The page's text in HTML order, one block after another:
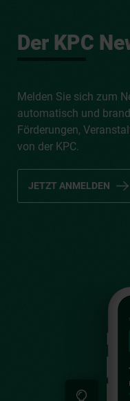
Der KPC
Melden Sie sich zum
automatisch und
Förderungen,
von der KPC.
JETZT ANMELDEN